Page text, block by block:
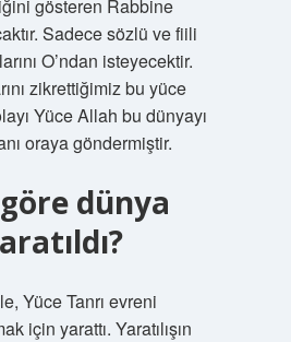
gösteren Rabbine
Sadece sözlü ve fiili
O’ndan isteyecektir.
zikrettiğimiz bu yüce
Yüce Allah bu dünyayı
oraya göndermiştir.
dünya
Yüce Tanrı evreni
için yarattı. Yaratılışın